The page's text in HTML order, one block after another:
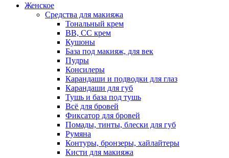
Женское
Средства для макияжа
Тональный крем
BB, CC крем
Кушоны
База под макияж, для век
Пудры
Консилеры
Карандаши и подводки для глаз
Карандаши для губ
Тушь и база под тушь
Всё для бровей
Фиксатор для бровей
Помады, тинты, блески для губ
Румяна
Контуры, бронзеры, хайлайтеры
Кисти для макияжа